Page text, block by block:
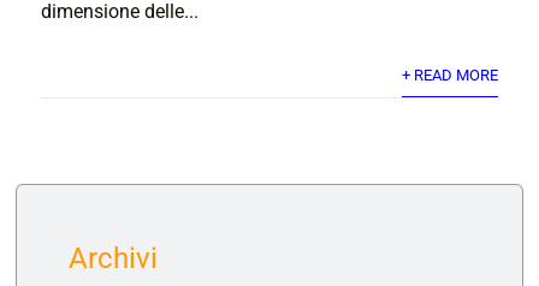
dimensione delle...
+ READ MORE
Archivi